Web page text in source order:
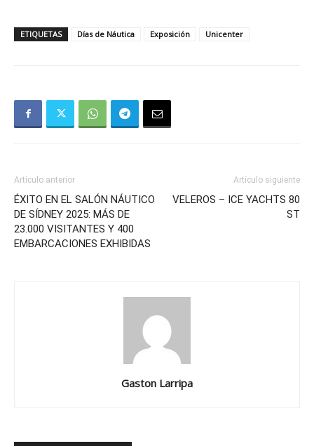
ETIQUETAS Días de Náutica Exposición Unicenter
Artículo anterior
ÉXITO EN EL SALÓN NÁUTICO
DE SÍDNEY 2025: MÁS DE
23.000 VISITANTES Y 400
EMBARCACIONES EXHIBIDAS
Artículo siguiente
VELEROS – ICE YACHTS 80
ST
Gaston Larripa